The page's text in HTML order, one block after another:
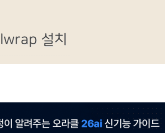
설치